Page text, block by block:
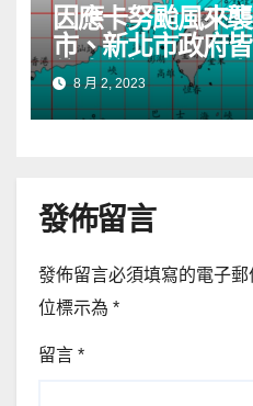
因應卡努颱風來
市、新北市政府
停班停課一日。
服務明日（8月3
所受理的客服服
8 月 2, 2023
發佈留言
發佈留言必須填寫的電子郵
位標示為 *
留言 *